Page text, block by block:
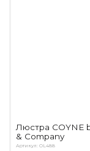
Люстра COYNE
& Company
Артикул: OL488